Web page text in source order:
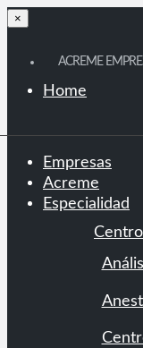
×
ACREME
Home
Empresas
Acreme
Especialidad